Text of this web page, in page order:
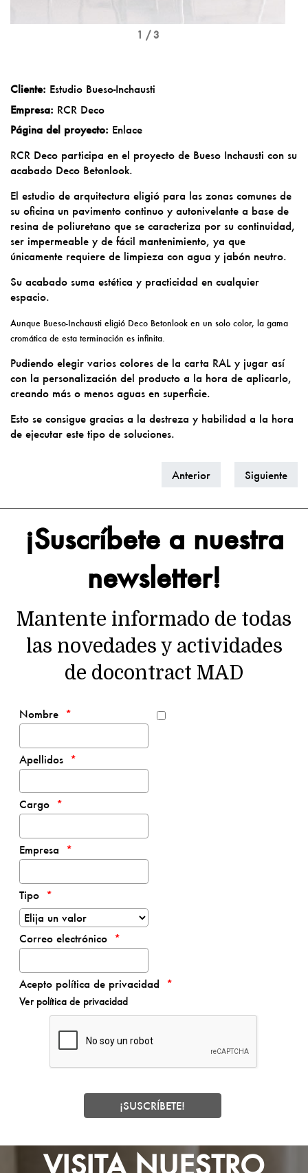
1 / 3
Cliente: Estudio Bueso-Inchausti
Empresa: RCR Deco
Página del proyecto: Enlace
RCR Deco participa en el proyecto de Bueso Inchausti con su
acabado Deco Betonlook.
El estudio de arquitectura eligió para las zonas comunes de
su oficina un pavimento continuo y autonivelante a base de
resina de poliuretano que se caracteriza por su continuidad,
ser impermeable y de fácil mantenimiento, ya que
únicamente requiere de limpieza con agua y jabón neutro.
Su acabado suma estética y practicidad en cualquier
espacio.
Aunque Bueso-Inchausti eligió Deco Betonlook en un solo color, la gama
cromática de esta terminación es infinita.
Pudiendo elegir varios colores de la carta RAL y jugar así
con la personalización del producto a la hora de aplicarlo,
creando más o menos aguas en superficie.
Esto se consigue gracias a la destreza y habilidad a la hora
de ejecutar este tipo de soluciones.
Anterior Siguiente
¡Suscríbete a nuestra
newsletter!
Mantente informado de todas
las novedades y actividades
de docontract MAD
Nombre
Apellidos
Cargo
Empresa
Tipo
Correo electrónico
Acepto política de privacidad
Ver política de privacidad
VISITA NUESTRO